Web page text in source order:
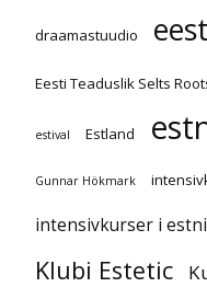
draamastuudio
Eesti Teaduslik Selts
estival Estland
Gunnar Hökmark
intensivkurser i
Klubi Estetic